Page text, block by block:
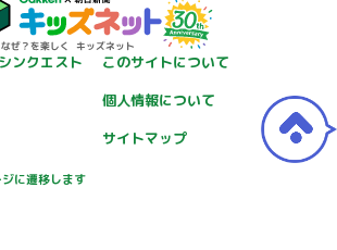
ンクエスト
このサイトについて
個人情報について
に遷移します
サイトマップ